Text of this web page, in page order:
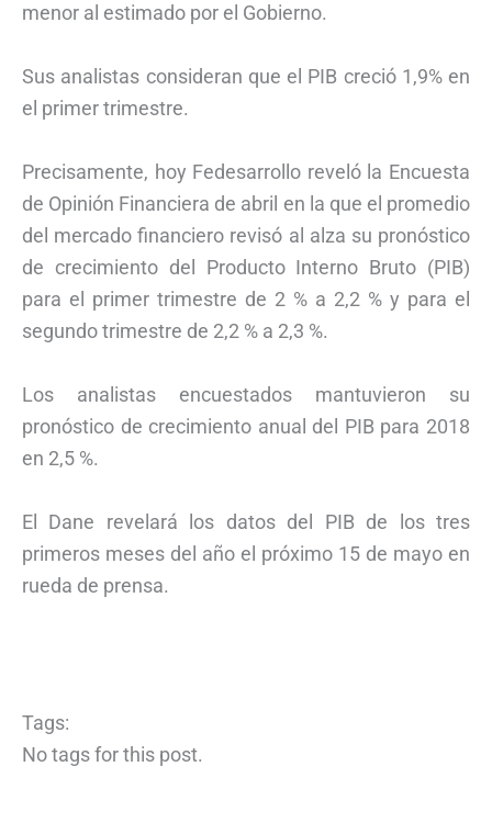
menor al estimado por el Gobierno.
Sus analistas consideran que el PIB creció 1,9% en
el primer trimestre.
Precisamente, hoy Fedesarrollo reveló la Encuesta
de Opinión Financiera de abril en la que el promedio
del mercado financiero revisó al alza su pronóstico
de crecimiento del Producto Interno Bruto (PIB)
para el primer trimestre de 2 % a 2,2 % y para el
segundo trimestre de 2,2 % a 2,3 %.
Los analistas encuestados mantuvieron su
pronóstico de crecimiento anual del PIB para 2018
en 2,5 %.
El Dane revelará los datos del PIB de los tres
primeros meses del año el próximo 15 de mayo en
rueda de prensa.
Tags:
No tags for this post.